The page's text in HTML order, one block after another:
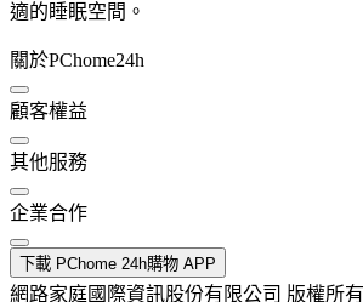
適的睡眠空間。
關於PChome24h
顧客權益
其他服務
企業合作
下載 PChome 24h購物 APP
網路家庭國際資訊股份有限公司 版權所